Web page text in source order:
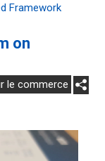
Framework
on
le commerce